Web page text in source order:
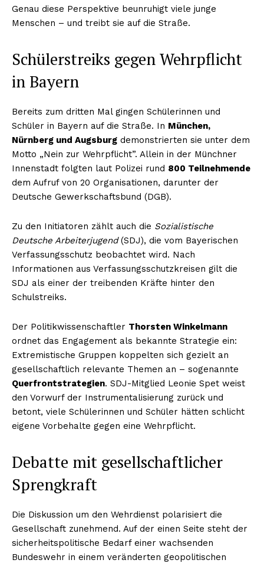
Genau diese Perspektive beunruhigt viele junge
Menschen – und treibt sie auf die Straße.
Schülerstreiks gegen Wehrpflicht
in Bayern
Bereits zum dritten Mal gingen Schülerinnen und
Schüler in Bayern auf die Straße. In München,
Nürnberg und Augsburg demonstrierten sie unter dem
Motto „Nein zur Wehrpflicht”. Allein in der Münchner
Innenstadt folgten laut Polizei rund 800 Teilnehmende
dem Aufruf von 20 Organisationen, darunter der
Deutsche Gewerkschaftsbund (DGB).
Zu den Initiatoren zählt auch die Sozialistische
Deutsche Arbeiterjugend(SDJ), die vom Bayerischen
Verfassungsschutz beobachtet wird. Nach
Informationen aus Verfassungsschutzkreisen gilt die
SDJ als einer der treibenden Kräfte hinter den
Schulstreiks.
Der Politikwissenschaftler Thorsten Winkelmann
ordnet das Engagement als bekannte Strategie ein:
Extremistische Gruppen koppelten sich gezielt an
gesellschaftlich relevante Themen an – sogenannte
Querfrontstrategien. SDJ-Mitglied Leonie Spet weist
den Vorwurf der Instrumentalisierung zurück und
betont, viele Schülerinnen und Schüler hätten schlicht
eigene Vorbehalte gegen eine Wehrpflicht.
Debatte mit gesellschaftlicher
Sprengkraft
Die Diskussion um den Wehrdienst polarisiert die
Gesellschaft zunehmend. Auf der einen Seite steht der
sicherheitspolitische Bedarf einer wachsenden
Bundeswehr in einem veränderten geopolitischen